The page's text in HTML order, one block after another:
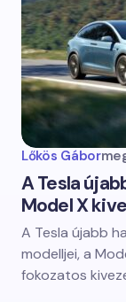
Lőkös Gábor
A Tesla
Model X
A Tesla újabb
modelljei, a
fokozatos